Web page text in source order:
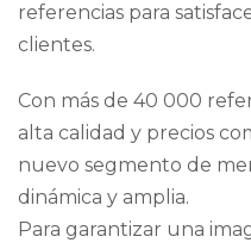
referencias para
clientes.
Con más de 40 000
alta calidad y precios
nuevo segmento de
dinámica y amplia.
Para garantizar una